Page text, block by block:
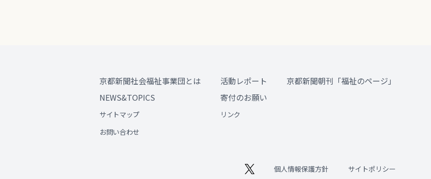
京都新聞社会福祉事業団とは 活動レポート
京都新聞朝刊「福祉のページ」
NEWS&TOPICS
寄付のお願い
サイトマップ
リンク
お問い合わせ
個人情報保護方針 サイトポリシー